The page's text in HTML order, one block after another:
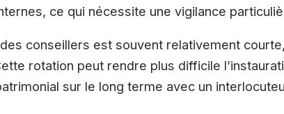
ce qui nécessite une vigilance
conseillers est souvent relativement
rotation peut rendre plus difficile
sur le long terme avec un